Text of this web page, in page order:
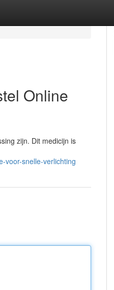
Online
zijn. Dit medicijn is
voor-snelle-verlichting